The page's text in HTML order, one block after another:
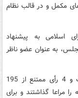
مکمل و در قالب نظام
اسلامی به پیشنهاد
به عنوان عضو ناظر
وکلای ملت با 110 رأی موافق، 11 رأی مخالف و 4 رأی ممتنع از 195
علنی، ماده 4 این لایحه را مراعا گذاشتند و برای